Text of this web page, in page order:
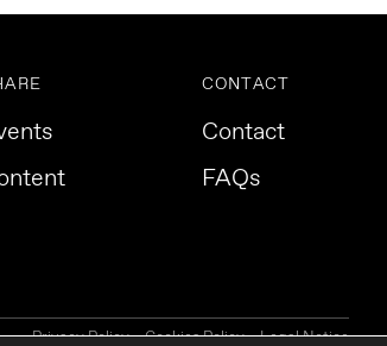
CONTACT
Contact
FAQs
Privacy Policy Cookies Policy Legal Notice